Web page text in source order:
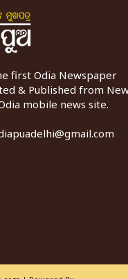
first Odia Newspaper
& Published from
mobile news site.